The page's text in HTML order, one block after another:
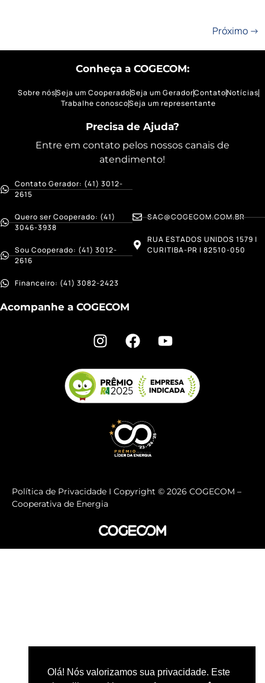
Próximo →
Conheça a COGECOM:
Sobre nósSeja um CooperadoSeja um GeradorContatoNotícias
Trabalhe conoscoSeja um representante
Precisa de Ajuda?
Entre em contato pelos nossos canais de
atendimento!
Contato Gerador: (41) 3012-
2615
Quero ser Cooperado: (41)
3046-3938
Sou Cooperado: (41) 3012-
2616
Financeiro: (41) 3082-2423
SAC@COGECOM.COM.BR
RUA ESTADOS UNIDOS 1579 |
CURITIBA-PR | 82510-050
Acompanhe a COGECOM
Política de Privacidade I Copyright © 2026 COGECOM –
Cooperativa de Energia
Olá! Nós valorizamos sua privacidade. Este